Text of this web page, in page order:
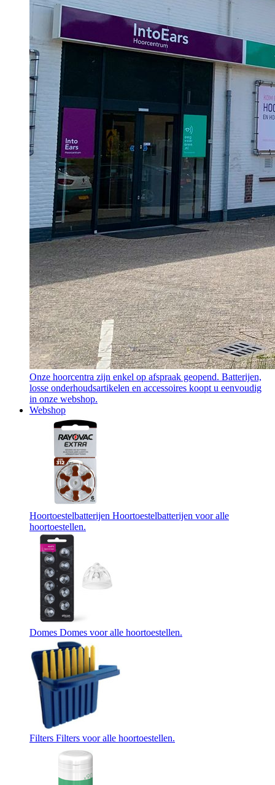
Onze hoorcentra zijn enkel op afspraak geopend. Batterijen,
losse onderhoudsartikelen en accessoires koopt u eenvoudig
in onze webshop.
Webshop
Hoortoestelbatterijen Hoortoestelbatterijen voor alle
hoortoestellen.
Domes Domes voor alle hoortoestellen.
Filters Filters voor alle hoortoestellen.